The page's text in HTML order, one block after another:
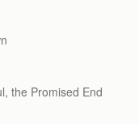
the Promised End